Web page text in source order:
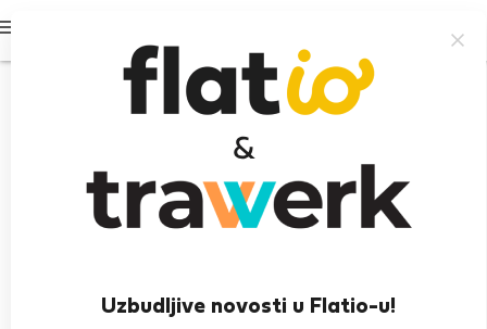
Uzbudljive novosti u Flatio-u!
Astraea S.